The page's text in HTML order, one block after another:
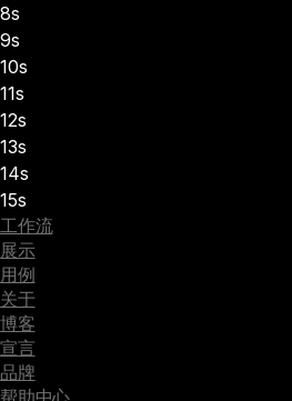
8s
9s
10s
11s
12s
13s
14s
15s
工作流
展示
用例
关于
博客
宣言
品牌